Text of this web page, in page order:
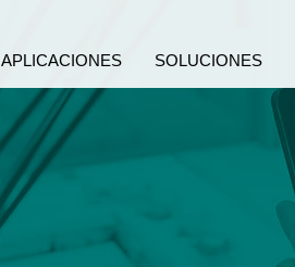
APLICACIONES SOLUCIONES